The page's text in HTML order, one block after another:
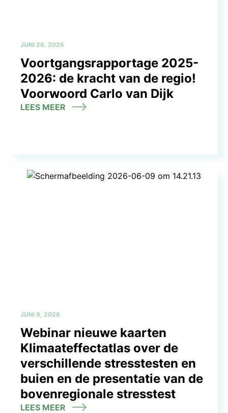
JUNI 26, 2026
Voortgangsrapportage 2025-
2026: de kracht van de regio!
Voorwoord Carlo van Dijk
LEES MEER
JUNI 9, 2026
Webinar nieuwe kaarten
Klimaateffectatlas over de
verschillende stresstesten en
buien en de presentatie van de
bovenregionale stresstest
LEES MEER